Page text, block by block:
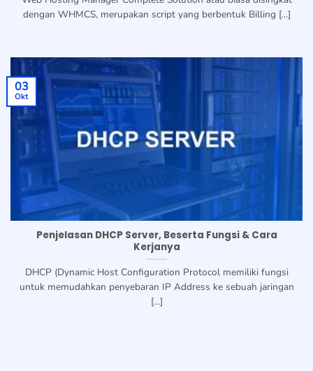
dengan WHMCS, merupakan script yang berbentuk Billing [...]
Penjelasan DHCP Server, Beserta Fungsi & Cara
Kerjanya
DHCP (Dynamic Host Configuration Protocol memiliki fungsi
untuk memudahkan penyebaran IP Address ke sebuah jaringan
[...]
03
Okt